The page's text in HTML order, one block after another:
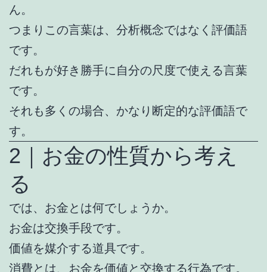
ん。
つまりこの言葉は、分析概念ではなく評価語
です。
だれもが好き勝手に自分の尺度で使える言葉
です。
それも多くの場合、かなり断定的な評価語で
す。
2｜お金の性質から考え
る
では、お金とは何でしょうか。
お金は交換手段です。
価値を媒介する道具です。
消費とは、お金を価値と交換する行為です。